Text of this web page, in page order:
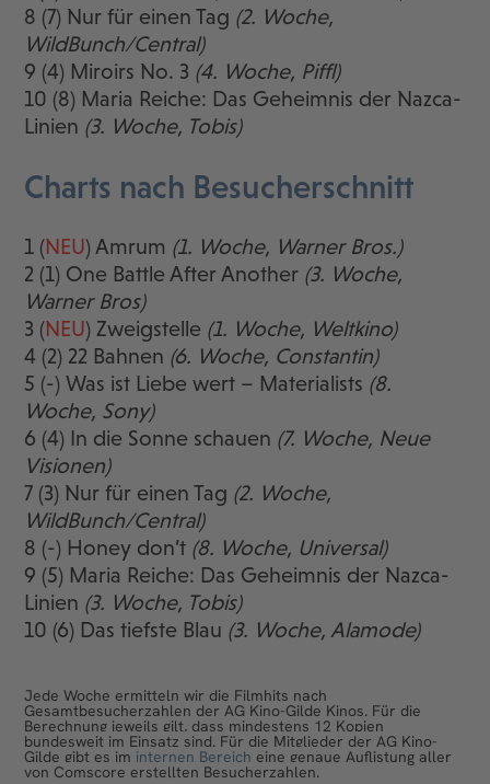
8 (7) Nur für einen Tag (2. Woche,
WildBunch/Central)
9 (4) Miroirs No. 3 (4. Woche, Piffl)
10 (8) Maria Reiche: Das Geheimnis der Nazca-
Linien (3. Woche, Tobis)
Charts nach Besucherschnitt
1 (NEU) Amrum (1. Woche, Warner Bros.)
2 (1) One Battle After Another (3. Woche,
Warner Bros)
3 (NEU) Zweigstelle (1. Woche, Weltkino)
4 (2) 22 Bahnen (6. Woche, Constantin)
5 (-) Was ist Liebe wert – Materialists (8.
Woche, Sony)
6 (4) In die Sonne schauen (7. Woche, Neue
Visionen)
7 (3) Nur für einen Tag (2. Woche,
WildBunch/Central)
8 (-) Honey don’t (8. Woche, Universal)
9 (5) Maria Reiche: Das Geheimnis der Nazca-
Linien (3. Woche, Tobis)
10 (6) Das tiefste Blau (3. Woche, Alamode)
Jede Woche ermitteln wir die Filmhits nach
Gesamtbesucherzahlen der AG Kino-Gilde Kinos. Für die
Berechnung jeweils gilt, dass mindestens 12 Kopien
bundesweit im Einsatz sind. Für die Mitglieder derAG Kino-
Gilde gibt es im internen Bereich eine genaue Auflistung aller
von Comscore erstellten Besucherzahlen.